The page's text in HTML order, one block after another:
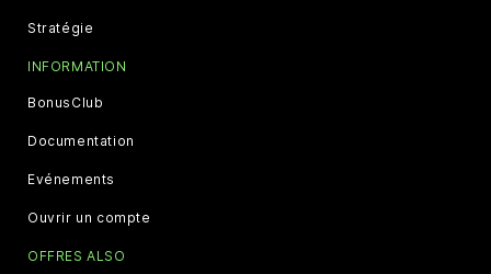
Stratégie
INFORMATION
BonusClub
Documentation
Evénements
Ouvrir un compte
OFFRES ALSO